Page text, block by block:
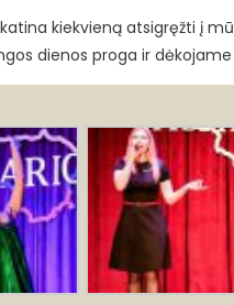
kiekvieną atsigręžti į
dienos proga ir